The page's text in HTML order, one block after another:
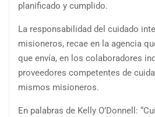
planificado y cumplido.
La responsabilidad del cuidado
misioneros, recae en la agencia
que envía, en los colaboradores
proveedores competentes de
mismos misioneros.
En palabras de Kelly O’Donnell: